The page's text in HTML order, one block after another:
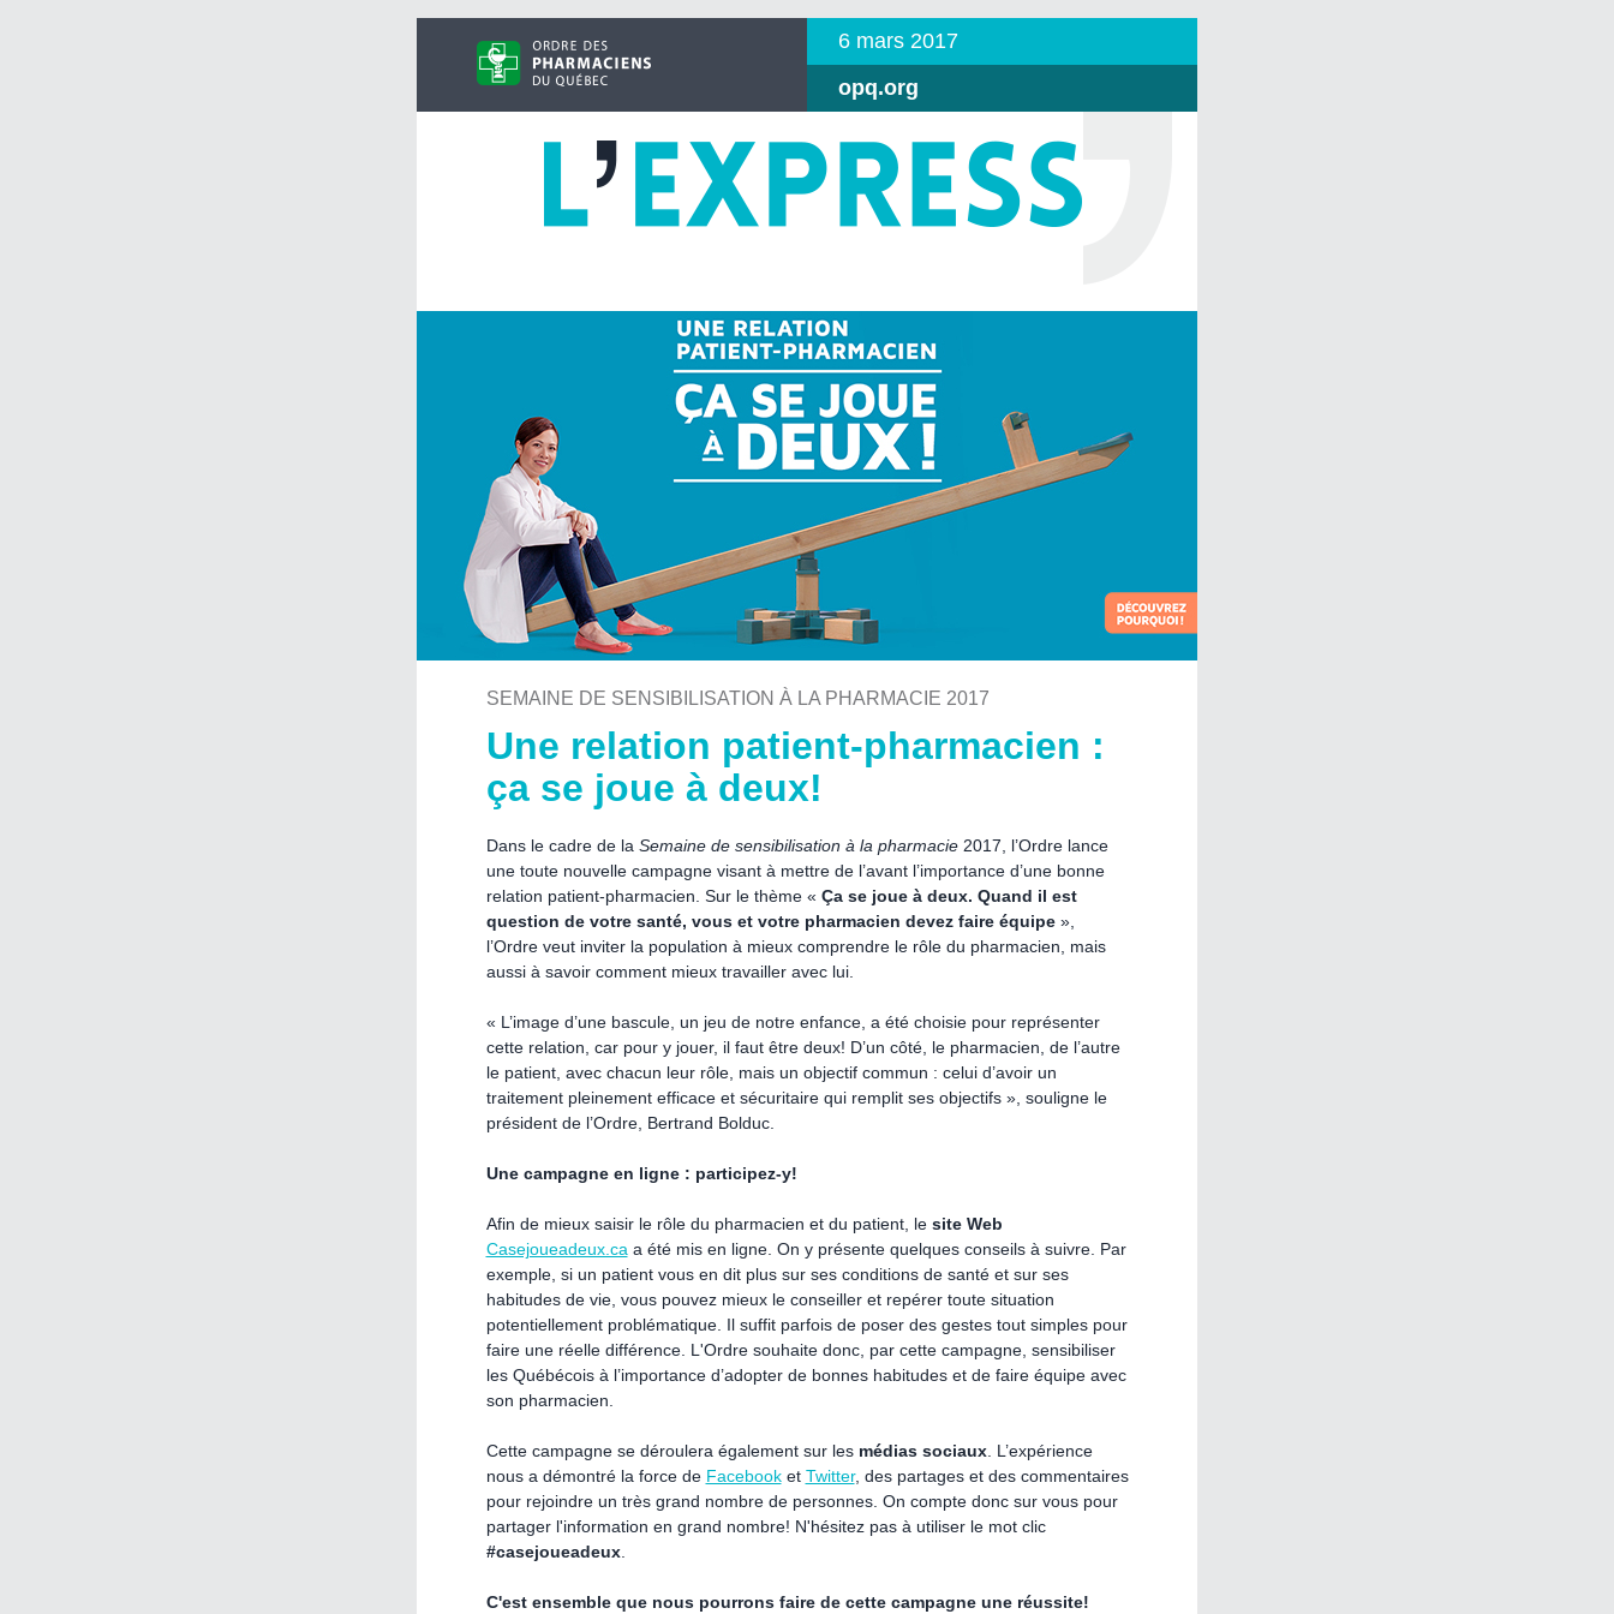
6 mars 2017
opq.org
SEMAINE DE SENSIBILISATION À LA PHARMACIE 2017
Une relation patient-pharmacien :
ça se joue à deux!
Dans le cadre de la Semaine de sensibilisation à la pharmacie2017, l’Ordre lance
une toute nouvelle campagne visant à mettre de l’avant l’importance d’une bonne
relation patient-pharmacien. Sur le thème « Ça se joue à deux. Quand il est
question de votre santé, vous et votre pharmacien devez faire équipe»,
l’Ordre veut inviter la population à mieux comprendre le rôle du pharmacien, mais
aussi à savoir comment mieux travailler avec lui.
« L’image d’une bascule, un jeu de notre enfance, a été choisie pour représenter
cette relation, car pour y jouer, il faut être deux! D’un côté, le pharmacien, de l’autre
le patient, avec chacun leur rôle, mais un objectif commun : celui d’avoir un
traitement pleinement efficace et sécuritaire qui remplit ses objectifs », souligne le
président de l’Ordre, Bertrand Bolduc.
Une campagne en ligne : participez-y!
Afin de mieux saisir le rôle du pharmacien et du patient, le site Web
Casejoueadeux.ca a été mis en ligne. On y présente quelques conseils à suivre. Par
exemple, si un patient vous en dit plus sur ses conditions de santé et sur ses
habitudes de vie, vous pouvez mieux le conseiller et repérer toute situation
potentiellement problématique. Il suffit parfois de poser des gestes tout simples pour
faire une réelle différence. L'Ordre souhaite donc, par cette campagne, sensibiliser
les Québécois à l’importance d’adopter de bonnes habitudes et de faire équipe avec
son pharmacien.
Cette campagne se déroulera également sur les médias sociaux. L’expérience
nous a démontré la force de Facebooket Twitter, des partages et des commentaires
pour rejoindre un très grand nombre de personnes. On compte donc sur vous pour
partager l'information en grand nombre! N'hésitez pas à utiliser le mot clic
#casejoueadeux.
C'est ensemble que nous pourrons faire de cette campagne une réussite!